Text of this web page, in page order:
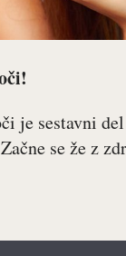
je sestavni
se že z